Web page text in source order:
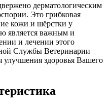
дерматологическим
Это грибковая
кожи и шёрстки у
является важным и
и лечении этого
Службы Ветеринарии
улучшения здоровья Вашего